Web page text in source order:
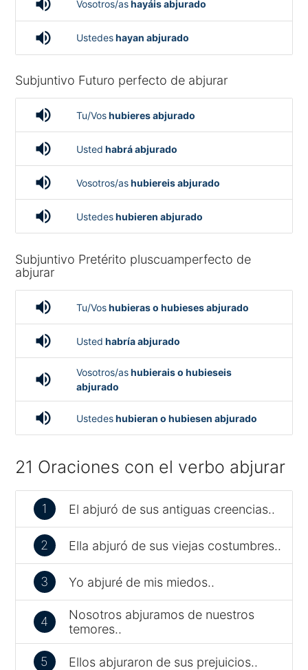
volume_up Vosotros/ashayáis abjurado
volume_up Ustedeshayan abjurado
Subjuntivo Futuro perfecto de abjurar
volume_up Tu/Voshubieres abjurado
volume_up Usted habrá abjurado
volume_up Vosotros/ashubiereis abjurado
volume_up Ustedeshubieren abjurado
Subjuntivo Pretérito pluscuamperfecto de
abjurar
volume_up Tu/Voshubieras o hubieses abjurado
volume_up Usted habría abjurado
volume_up Vosotros/ashubierais o hubieseis
abjurado
volume_up Ustedeshubieran o hubiesen abjurado
21 Oraciones con el verbo abjurar
1 El abjuró de sus antiguas creencias..
2 Ella abjuró de sus viejas costumbres..
3 Yo abjuré de mis miedos..
4
Nosotros abjuramos de nuestros
temores..
5 Ellos abjuraron de sus prejuicios..